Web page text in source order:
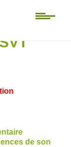
de son